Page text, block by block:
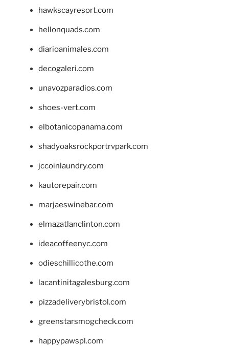
hawkscayresort.com
hellonquads.com
diarioanimales.com
decogaleri.com
unavozparadios.com
shoes-vert.com
elbotanicopanama.com
shadyoaksrockportrvpark.com
jccoinlaundry.com
kautorepair.com
marjaeswinebar.com
elmazatlanclinton.com
ideacoffeenyc.com
odieschillicothe.com
lacantinitagalesburg.com
pizzadeliverybristol.com
greenstarsmogcheck.com
happypawspl.com